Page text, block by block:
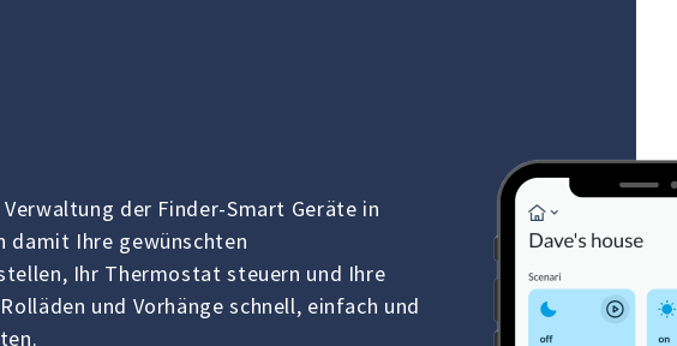
der Finder-Smart Geräte in
damit Ihre gewünschten
Ihr Thermostat steuern und Ihre
und Vorhänge schnell, einfach und